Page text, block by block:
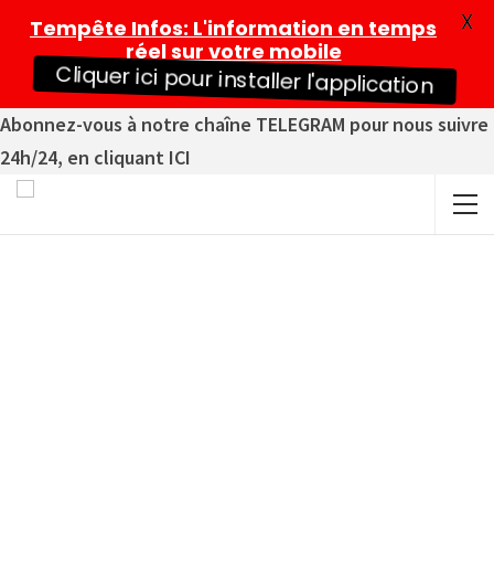
Abonnez-vous à notre chaîne TELEGRAM pour nous suivre
24h/24, en cliquant ICI
Tempête Infos: L'information en temps
réel sur votre mobile
Cliquer ici pour installer l'application
X